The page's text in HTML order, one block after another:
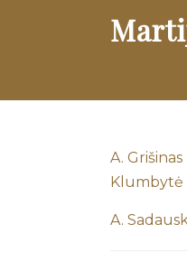
A. Grišinas
Klumbytė
A.